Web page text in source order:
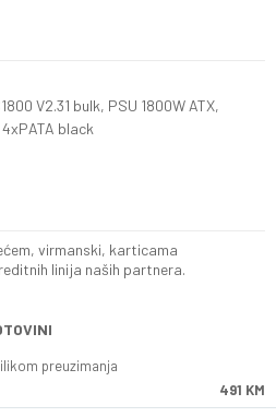
V2.31 bulk, PSU 1800W ATX,
black
virmanski, karticama
linija naših partnera.
preuzimanja
491 KM